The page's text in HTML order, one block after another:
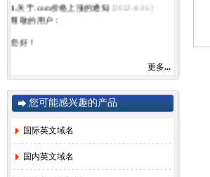
1.关于.com价格上涨的通知 [2022-8-26]
尊敬的用户：
您好！
感谢您一直以来对赛友在线的关注和支持！
由于注册局成本上涨，我司将于2022年9月1
调整。
.com注册首年以及续费上涨幅度5元/每年，
如果您需要使用，管理以上业务，敬请您提
早办理，谢谢!
更多...
您可能感兴趣的产品
国际英文域名
国内英文域名